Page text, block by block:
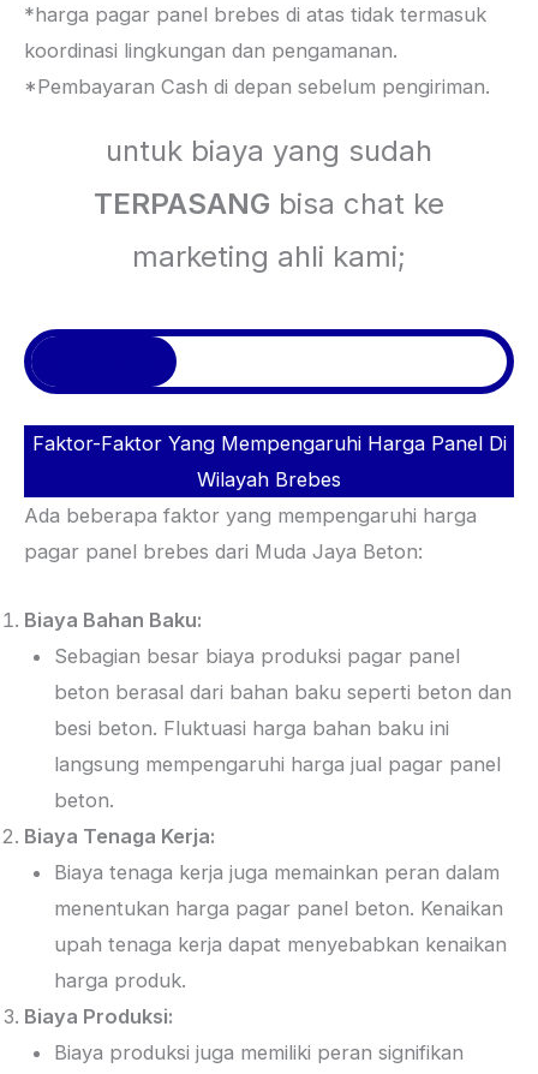
*harga pagar panel brebes di atas tidak termasuk
koordinasi lingkungan dan pengamanan.
*Pembayaran Cash di depan sebelum pengiriman.
untuk biaya yang sudah
TERPASANG bisa chat ke
marketing ahli kami;
Faktor-Faktor Yang Mempengaruhi Harga Panel Di
Wilayah Brebes
Ada beberapa faktor yang mempengaruhi harga
pagar panel brebes dari Muda Jaya Beton:
Biaya Bahan Baku:
Sebagian besar biaya produksi pagar panel
beton berasal dari bahan baku seperti beton dan
besi beton. Fluktuasi harga bahan baku ini
langsung mempengaruhi harga jual pagar panel
beton.
Biaya Tenaga Kerja:
Biaya tenaga kerja juga memainkan peran dalam
menentukan harga pagar panel beton. Kenaikan
upah tenaga kerja dapat menyebabkan kenaikan
harga produk.
Biaya Produksi:
Biaya produksi juga memiliki peran signifikan